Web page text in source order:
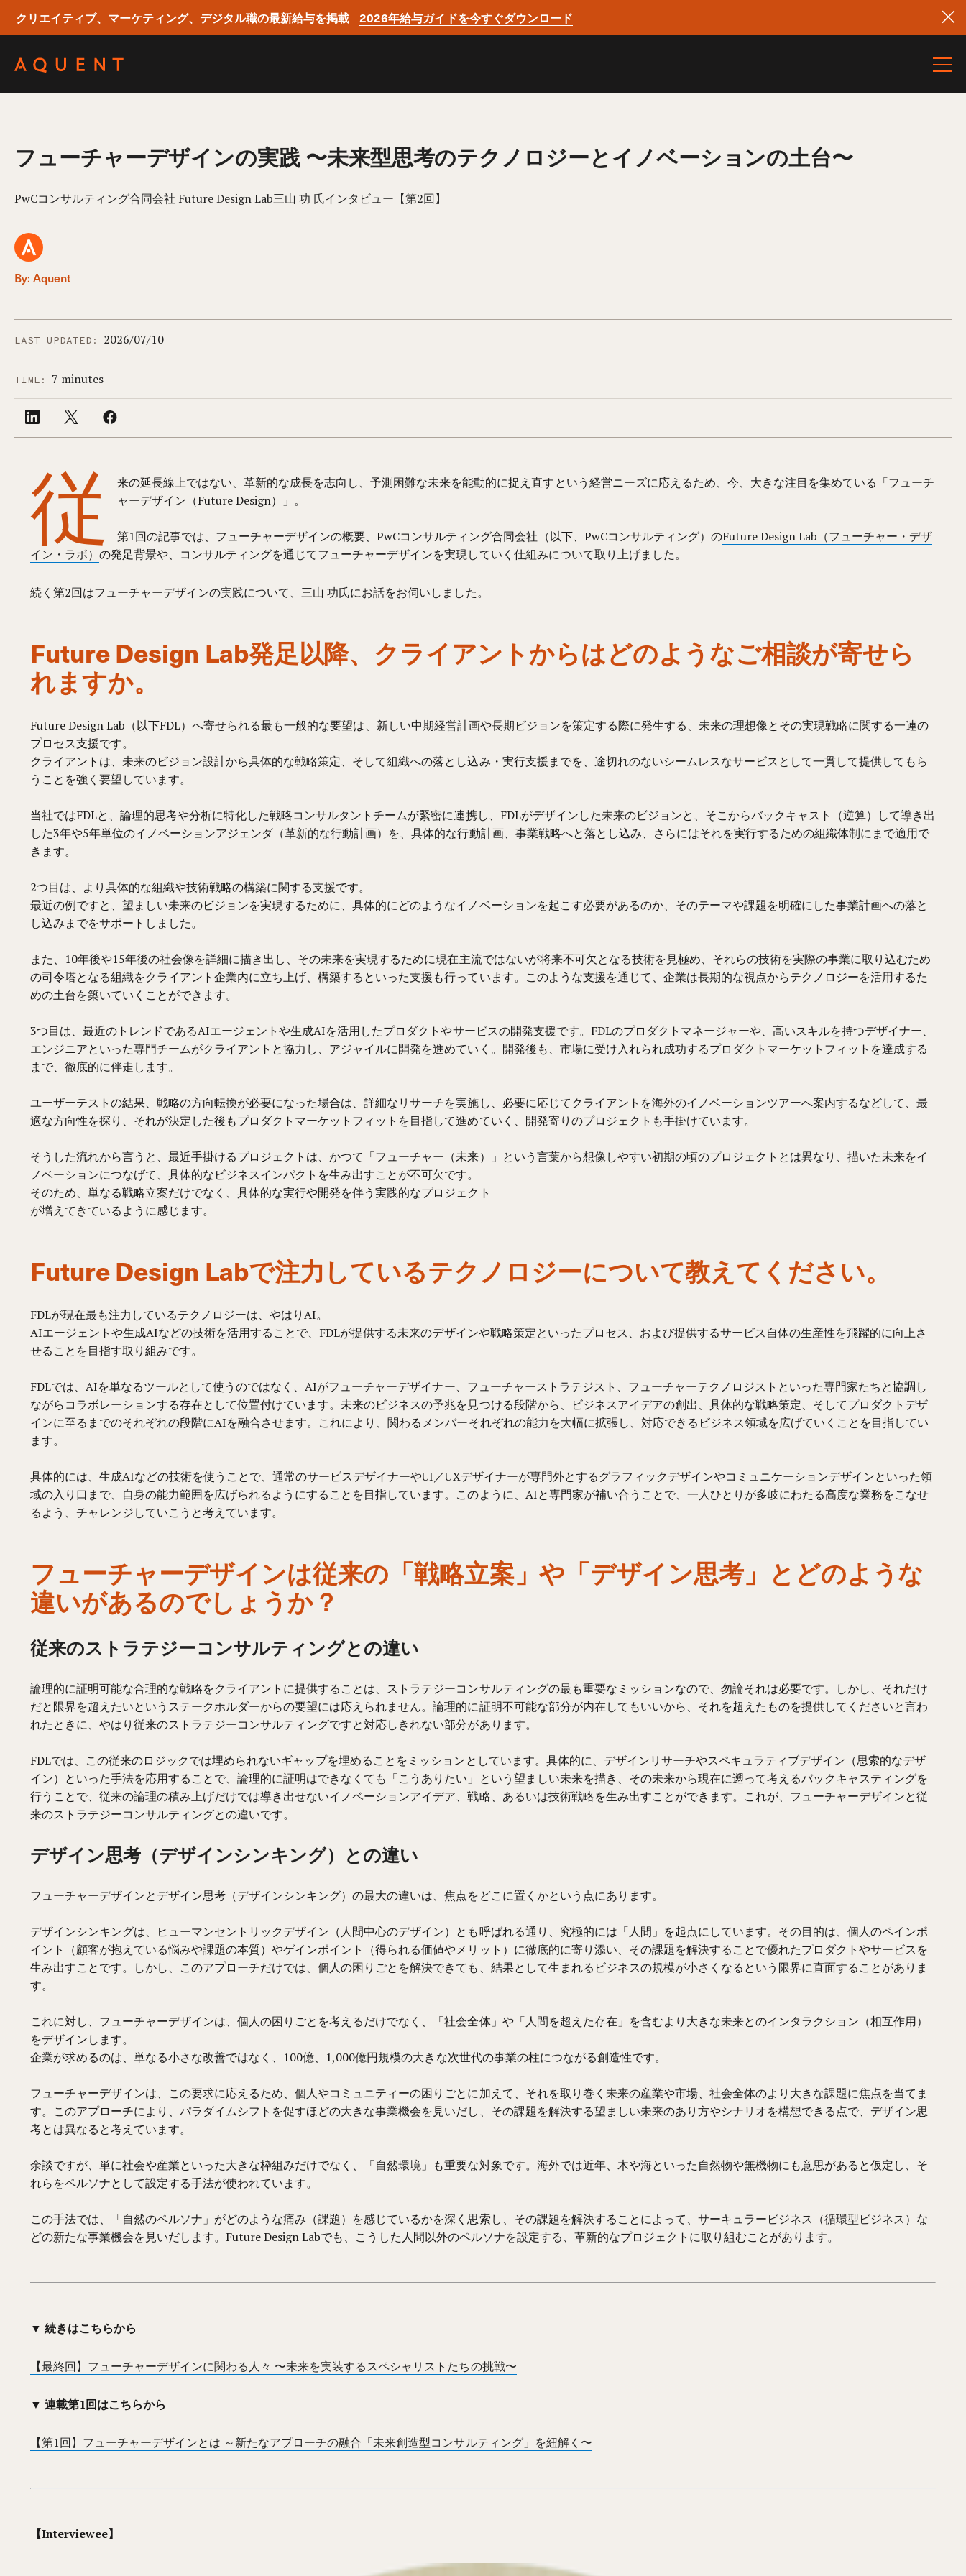
クリエイティブ、マーケティング、デジタル職の最新給与を掲載
2026年給与ガイドを今すぐダウンロード
フューチャーデザインの実践 〜未来型思考のテクノロジーとイノベーションの土台〜
By: Aquent
PwCコンサルティング合同会社 Future Design Lab三山 功 氏インタビュー【第2回】
LAST UPDATED: 2026/07/10
TIME: 7 minutes
従
来の延長線上ではない、革新的な成長を志向し、予測困難な未来を能動的に捉え直すという経営ニーズに応えるため、今、大きな注目を集めている「フューチ
ャーデザイン（Future Design）」。
第1回の記事では、フューチャーデザインの概要、PwCコンサルティング合同会社（以下、PwCコンサルティング）のFuture Design Lab（フューチャー・デザ
イン・ラボ）の発足背景や、コンサルティングを通じてフューチャーデザインを実現していく仕組みについて取り上げました。
続く第2回はフューチャーデザインの実践について、三山 功氏にお話をお伺いしました。
Future Design Lab発足以降、クライアントからはどのようなご相談が寄せら
れますか。
Future Design Lab（以下FDL）へ寄せられる最も一般的な要望は、新しい中期経営計画や長期ビジョンを策定する際に発生する、未来の理想像とその実現戦略に関する一連の
プロセス支援です。
クライアントは、未来のビジョン設計から具体的な戦略策定、そして組織への落とし込み・実行支援までを、途切れのないシームレスなサービスとして一貫して提供してもら
うことを強く要望しています。
当社ではFDLと、論理的思考や分析に特化した戦略コンサルタントチームが緊密に連携し、FDLがデザインした未来のビジョンと、そこからバックキャスト（逆算）して導き出
した3年や5年単位のイノベーションアジェンダ（革新的な行動計画）を、具体的な行動計画、事業戦略へと落とし込み、さらにはそれを実行するための組織体制にまで適用で
きます。
2つ目は、より具体的な組織や技術戦略の構築に関する支援です。
最近の例ですと、望ましい未来のビジョンを実現するために、具体的にどのようなイノベーションを起こす必要があるのか、そのテーマや課題を明確にした事業計画への落と
し込みまでをサポートしました。
また、10年後や15年後の社会像を詳細に描き出し、その未来を実現するために現在主流ではないが将来不可欠となる技術を見極め、それらの技術を実際の事業に取り込むため
の司令塔となる組織をクライアント企業内に立ち上げ、構築するといった支援も行っています。このような支援を通じて、企業は長期的な視点からテクノロジーを活用するた
めの土台を築いていくことができます。
3つ目は、最近のトレンドであるAIエージェントや生成AIを活用したプロダクトやサービスの開発支援です。FDLのプロダクトマネージャーや、高いスキルを持つデザイナー、
エンジニアといった専門チームがクライアントと協力し、アジャイルに開発を進めていく。開発後も、市場に受け入れられ成功するプロダクトマーケットフィットを達成する
まで、徹底的に伴走します。
ユーザーテストの結果、戦略の方向転換が必要になった場合は、詳細なリサーチを実施し、必要に応じてクライアントを海外のイノベーションツアーへ案内するなどして、最
適な方向性を探り、それが決定した後もプロダクトマーケットフィットを目指して進めていく、開発寄りのプロジェクトも手掛けています。
そうした流れから言うと、最近手掛けるプロジェクトは、かつて「フューチャー（未来）」という言葉から想像しやすい初期の頃のプロジェクトとは異なり、描いた未来をイ
ノベーションにつなげて、具体的なビジネスインパクトを生み出すことが不可欠です。
そのため、単なる戦略立案だけでなく、具体的な実行や開発を伴う実践的なプロジェクト
が増えてきているように感じます。
Future Design Labで注力しているテクノロジーについて教えてください。
FDLが現在最も注力しているテクノロジーは、やはりAI。
AIエージェントや生成AIなどの技術を活用することで、FDLが提供する未来のデザインや戦略策定といったプロセス、および提供するサービス自体の生産性を飛躍的に向上さ
せることを目指す取り組みです。
FDLでは、AIを単なるツールとして使うのではなく、AIがフューチャーデザイナー、フューチャーストラテジスト、フューチャーテクノロジストといった専門家たちと協調し
ながらコラボレーションする存在として位置付けています。未来のビジネスの予兆を見つける段階から、ビジネスアイデアの創出、具体的な戦略策定、そしてプロダクトデザ
インに至るまでのそれぞれの段階にAIを融合させます。これにより、関わるメンバーそれぞれの能力を大幅に拡張し、対応できるビジネス領域を広げていくことを目指してい
ます。
具体的には、生成AIなどの技術を使うことで、通常のサービスデザイナーやUI／UXデザイナーが専門外とするグラフィックデザインやコミュニケーションデザインといった領
域の入り口まで、自身の能力範囲を広げられるようにすることを目指しています。このように、AIと専門家が補い合うことで、一人ひとりが多岐にわたる高度な業務をこなせ
るよう、チャレンジしていこうと考えています。
フューチャーデザインは従来の「戦略立案」や「デザイン思考」とどのような
違いがあるのでしょうか？
従来のストラテジーコンサルティングとの違い
論理的に証明可能な合理的な戦略をクライアントに提供することは、ストラテジーコンサルティングの最も重要なミッションなので、勿論それは必要です。しかし、それだけ
だと限界を超えたいというステークホルダーからの要望には応えられません。論理的に証明不可能な部分が内在してもいいから、それを超えたものを提供してくださいと言わ
れたときに、やはり従来のストラテジーコンサルティングですと対応しきれない部分があります。
FDLでは、この従来のロジックでは埋められないギャップを埋めることをミッションとしています。具体的に、デザインリサーチやスペキュラティブデザイン（思索的なデザ
イン）といった手法を応用することで、論理的に証明はできなくても「こうありたい」という望ましい未来を描き、その未来から現在に遡って考えるバックキャスティングを
行うことで、従来の論理の積み上げだけでは導き出せないイノベーションアイデア、戦略、あるいは技術戦略を生み出すことができます。これが、フューチャーデザインと従
来のストラテジーコンサルティングとの違いです。
デザイン思考（デザインシンキング）との違い
フューチャーデザインとデザイン思考（デザインシンキング）の最大の違いは、焦点をどこに置くかという点にあります。
デザインシンキングは、ヒューマンセントリックデザイン（人間中心のデザイン）とも呼ばれる通り、究極的には「人間」を起点にしています。その目的は、個人のペインポ
イント（顧客が抱えている悩みや課題の本質）やゲインポイント（得られる価値やメリット）に徹底的に寄り添い、その課題を解決することで優れたプロダクトやサービスを
生み出すことです。しかし、このアプローチだけでは、個人の困りごとを解決できても、結果として生まれるビジネスの規模が小さくなるという限界に直面することがありま
す。
これに対し、フューチャーデザインは、個人の困りごとを考えるだけでなく、「社会全体」や「人間を超えた存在」を含むより大きな未来とのインタラクション（相互作用）
をデザインします。
企業が求めるのは、単なる小さな改善ではなく、100億、1,000億円規模の大きな次世代の事業の柱につながる創造性です。
フューチャーデザインは、この要求に応えるため、個人やコミュニティーの困りごとに加えて、それを取り巻く未来の産業や市場、社会全体のより大きな課題に焦点を当てま
す。このアプローチにより、パラダイムシフトを促すほどの大きな事業機会を見いだし、その課題を解決する望ましい未来のあり方やシナリオを構想できる点で、デザイン思
考とは異なると考えています。
余談ですが、単に社会や産業といった大きな枠組みだけでなく、「自然環境」も重要な対象です。海外では近年、木や海といった自然物や無機物にも意思があると仮定し、そ
れらをペルソナとして設定する手法が使われています。
この手法では、「自然のペルソナ」がどのような痛み（課題）を感じているかを深く思索し、その課題を解決することによって、サーキュラービジネス（循環型ビジネス）な
どの新たな事業機会を見いだします。Future Design Labでも、こうした人間以外のペルソナを設定する、革新的なプロジェクトに取り組むことがあります。
▼ 続きはこちらから
【最終回】フューチャーデザインに関わる人々 〜未来を実装するスペシャリストたちの挑戦〜
▼ 連載第1回はこちらから
【第1回】フューチャーデザインとは ～新たなアプローチの融合「未来創造型コンサルティング」を紐解く〜
【Interviewee】